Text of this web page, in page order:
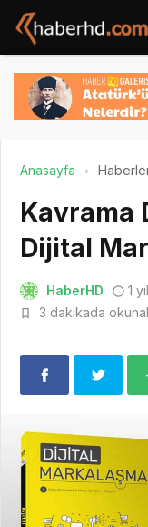
Anasayfa
Kavrama
Dijital
HaberHD 1
3 dakikada